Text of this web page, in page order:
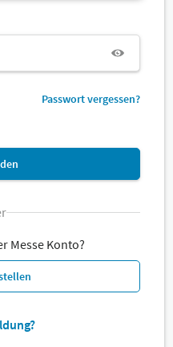
Passwort vergessen?
Messe Konto?